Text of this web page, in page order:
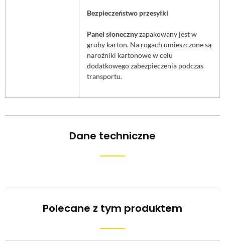
Bezpieczeństwo przesyłki
Panel słonecznyzapakowany jest w
gruby karton. Na rogach umieszczone są
narożniki kartonowe w celu
dodatkowego zabezpieczenia podczas
transportu.
Dane techniczne
Polecane z tym produktem